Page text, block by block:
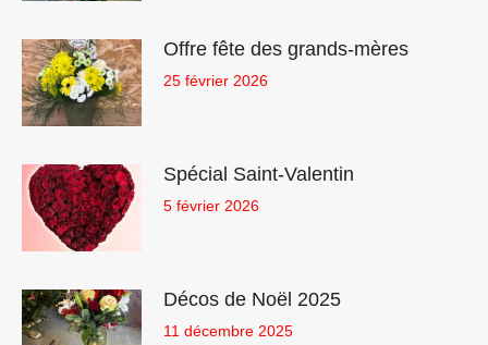
Offre fête des grands-mères
25 février 2026
Spécial Saint-Valentin
5 février 2026
Décos de Noël 2025
11 décembre 2025